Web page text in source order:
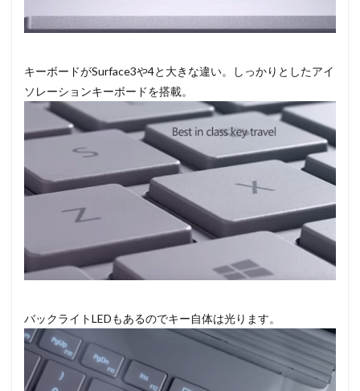
キーボードがSurface3や4と大きな違い。しっかりとしたアイ
ソレーションキーボードを搭載。
バックライトLEDもあるのでキー自体は光ります。